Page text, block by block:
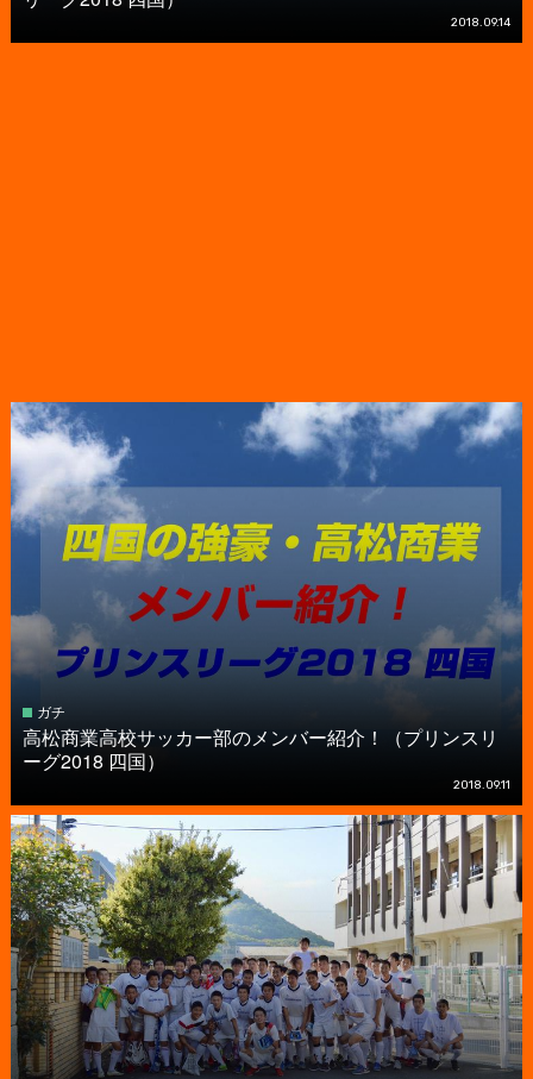
2018.09.14
ガチ
高松商業高校サッカー部のメンバー紹介！（プリンスリ
ーグ2018 四国）
2018.09.11